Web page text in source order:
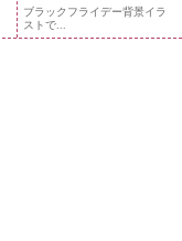
ブラックフライデー背景イラ
ストで...